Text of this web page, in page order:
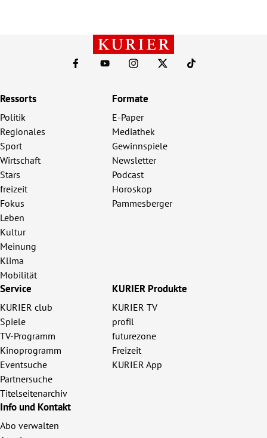
Ressorts
Politik
Regionales
Sport
Wirtschaft
Stars
freizeit
Fokus
Leben
Kultur
Meinung
Klima
Mobilität
Formate
E-Paper
Mediathek
Gewinnspiele
Newsletter
Podcast
Horoskop
Pammesberger
Service
KURIER club
Spiele
TV-Programm
Kinoprogramm
Eventsuche
Partnersuche
Titelseitenarchiv
KURIER Produkte
KURIER TV
profil
futurezone
Freizeit
KURIER App
Info und Kontakt
Abo verwalten